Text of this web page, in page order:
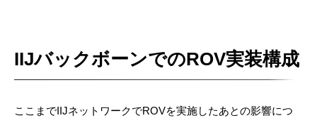
IIJバックボーンでのROV実装構成
ここまでIIJネットワークでROVを実施したあとの影響につ